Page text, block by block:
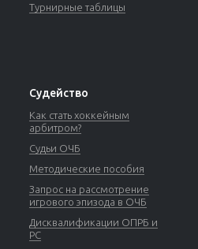
Турнирные таблицы
Судейство
Как стать хоккейным
арбитром?
Судьи ОЧБ
Методические пособия
Запрос на рассмотрение
игрового эпизода в ОЧБ
Дисквалификации ОПРБ и
РС